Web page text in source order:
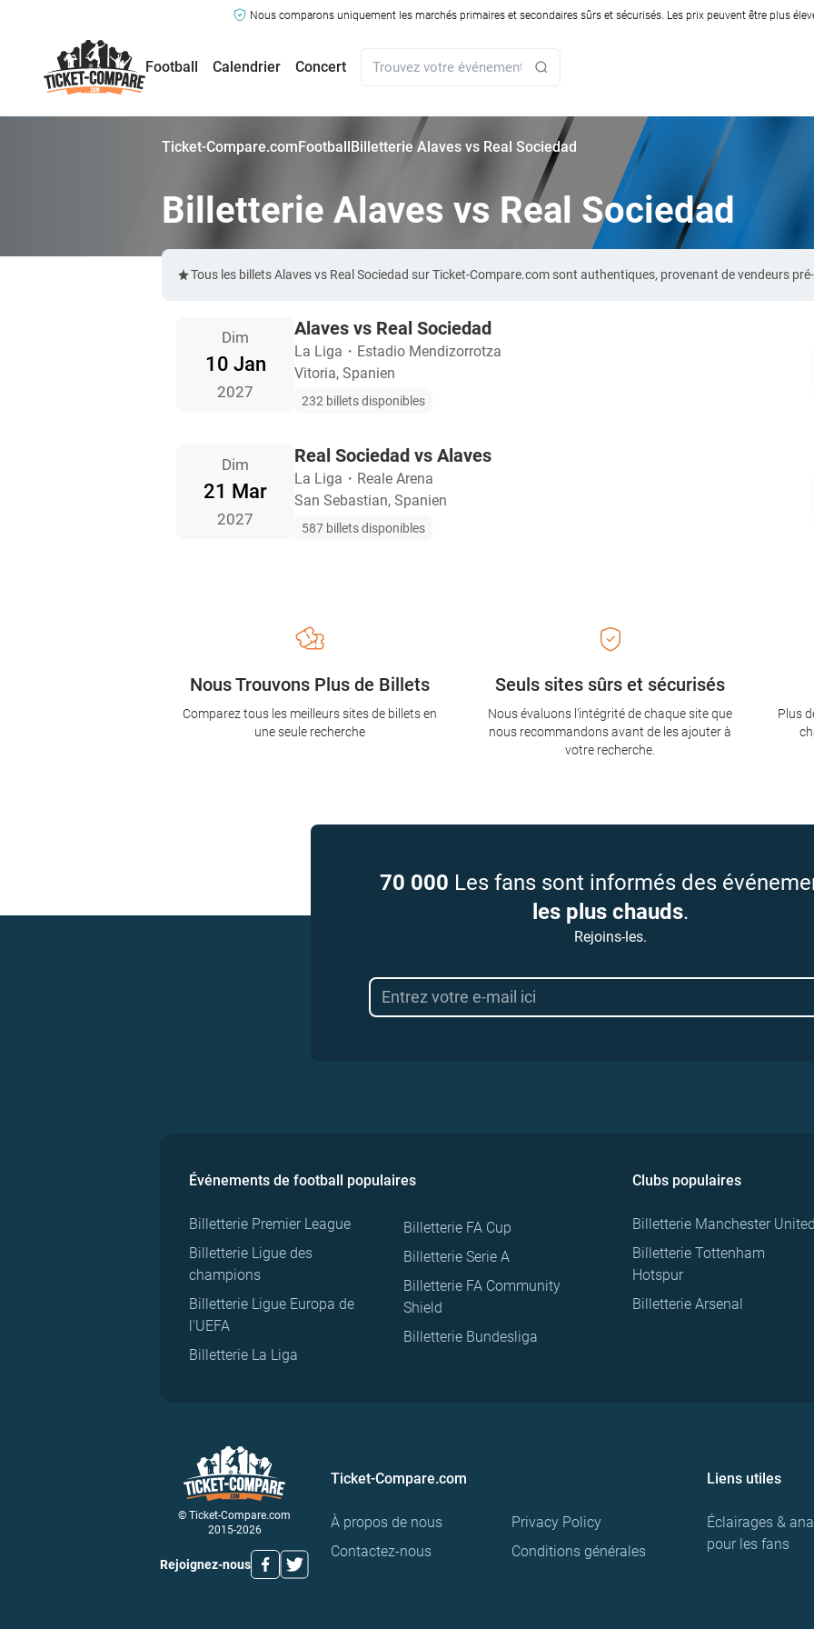
Nous comparons uniquement les marchés primaires et secondaires sûrs et sécurisés. Les prix peuvent être plus
Football Calendrier Concert
Ticket-Compare.comFootballBilletterie Alaves vs Real Sociedad
Billetterie Alaves vs Real Sociedad
Tous les billets Alaves vs Real Sociedad sur Ticket-Compare.com sont authentiques, provenant de vendeurs
Dim
10 Jan
2027
Alaves vs Real Sociedad
La Liga ・ Estadio Mendizorrotza
Vitoria, Spanien
232 billets disponibles
Dim
21 Mar
2027
Real Sociedad vs Alaves
La Liga ・ Reale Arena
San Sebastian, Spanien
587 billets disponibles
Seuls sites sûrs et sécurisés
Nous évaluons l'intégrité de chaque site que
nous recommandons avant de les ajouter à
votre recherche.
Nous Trouvons Plus de Billets
Comparez tous les meilleurs sites de billets en
une seule recherche
Plus
70 000 Les fans sont informés des
les plus chauds.
Rejoins-les.
Événements de football populaires
Billetterie Premier League
Billetterie Ligue des
champions
Billetterie Ligue Europa de
l'UEFA
Billetterie La Liga
Billetterie FA Cup
Billetterie Serie A
Billetterie FA Community
Shield
Billetterie Bundesliga
Clubs populaires
Billetterie Manchester
Billetterie Tottenham
Hotspur
Billetterie Arsenal
© Ticket-Compare.com
2015-2026
Rejoignez-nous
Ticket-Compare.com
À propos de nous
Contactez-nous
Privacy Policy
Conditions générales
Liens utiles
Éclairages &
pour les fans